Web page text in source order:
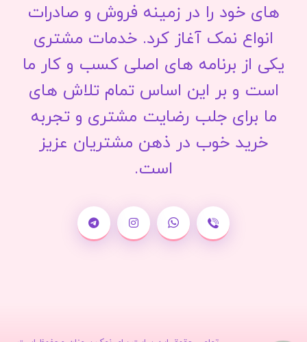
های خود را در زمینه فروش و صادرات
انواع نمک آغاز کرد. خدمات مشتری
یکی از برنامه های اصلی کسب و کار ما
است و بر این اساس تمام تلاش های
ما برای جلب رضایت مشتری و تجربه
خرید خوب در ذهن مشتریان عزیز
است.